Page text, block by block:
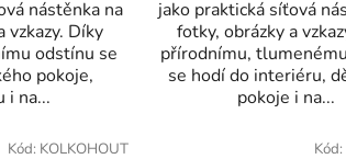
nástěnka na
vzkazy. Díky
odstínu se
pokoje,
i na...
jako praktická síťová
fotky, obrázky a
přírodnímu,
se hodí do interiéru,
pokoje i na...
Kód: KOLKOHOUT Kód: